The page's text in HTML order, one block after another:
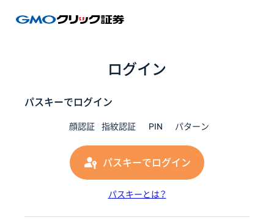
ログイン
パスキーでログイン
顔認証 指紋認証 PIN パターン
パスキーでログイン
パスキーとは？